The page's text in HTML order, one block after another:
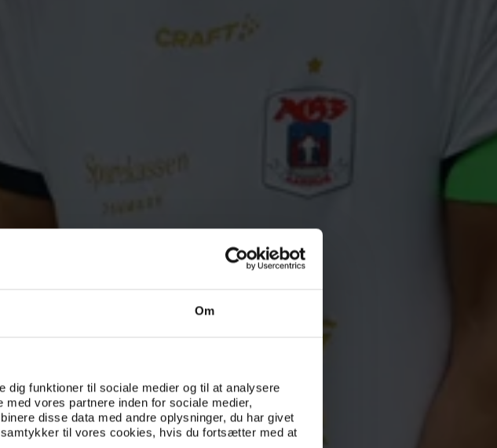
Om
dig funktioner til sociale medier og til at analysere
vores partnere inden for sociale medier,
disse data med andre oplysninger, du har givet
til vores cookies, hvis du fortsætter med at